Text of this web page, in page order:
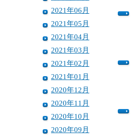
2021年06月
2021年05月
2021年04月
2021年03月
2021年02月
2021年01月
2020年12月
2020年11月
2020年10月
2020年09月